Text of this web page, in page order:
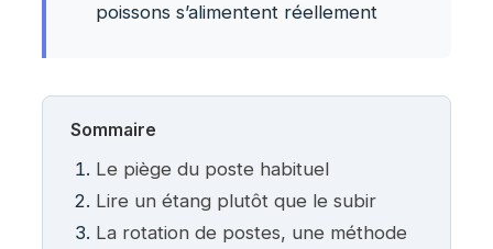
poissons s’alimentent réellement
Sommaire
Le piège du poste habituel
Lire un étang plutôt que le subir
La rotation de postes, une méthode